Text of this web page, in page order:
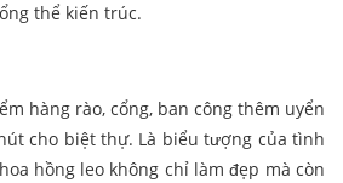
thể kiến trúc.
hàng rào, cổng, ban công thêm uyển
cho biệt thự. Là biểu tượng của tình
hồng leo không chỉ làm đẹp mà còn